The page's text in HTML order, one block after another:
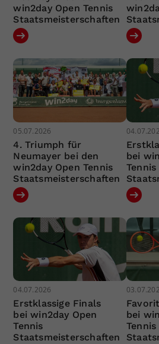
win2day Open Tennis
Staatsmeisterschaften
05.07.2026
4. Triumph für
Neumayer bei den
win2day Open Tennis
Staatsmeisterschaften
bei
Tennis
04.07.2026
Erstklassige Finals
bei win2day Open
Tennis
Staatsmeisterschaften
bei
Tennis